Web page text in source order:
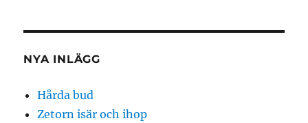
NYA INLÄGG
Hårda bud
Zetorn isär och ihop